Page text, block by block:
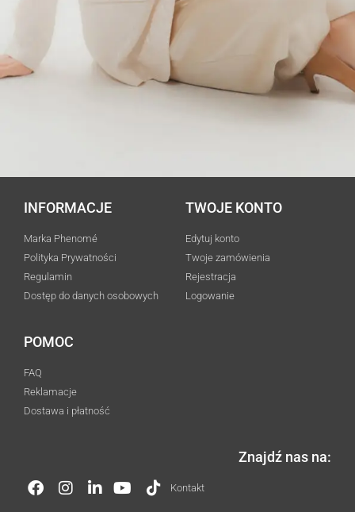
INFORMACJE
Marka Phenomé
Polityka Prywatności
Regulamin
Dostęp do danych osobowych
TWOJE KONTO
Edytuj konto
Twoje zamówienia
Rejestracja
Logowanie
POMOC
FAQ
Reklamacje
Dostawa i płatność
Znajdź nas na:
Kontakt